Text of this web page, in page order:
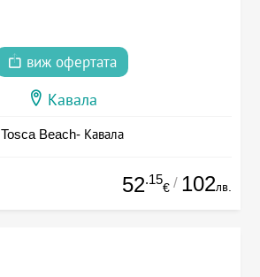
виж офертата
Кавала
Tosca Beach- Кавала
52.15
€ / 102лв.